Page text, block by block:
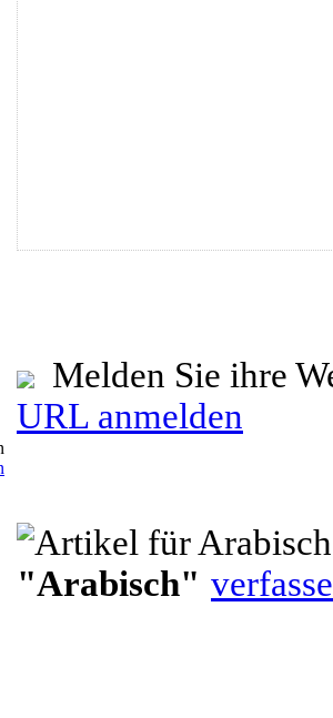
Melden Sie ihre
URL anmelden
"Arabisch"